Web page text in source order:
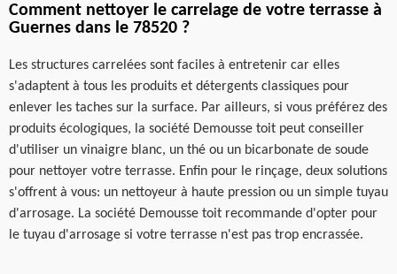
Comment nettoyer le carrelage de votre terrasse à
Guernes dans le 78520 ?
Les structures carrelées sont faciles à entretenir car elles
s'adaptent à tous les produits et détergents classiques pour
enlever les taches sur la surface. Par ailleurs, si vous préférez des
produits écologiques, la société Demousse toit peut conseiller
d'utiliser un vinaigre blanc, un thé ou un bicarbonate de soude
pour nettoyer votre terrasse. Enfin pour le rinçage, deux solutions
s'offrent à vous: un nettoyeur à haute pression ou un simple tuyau
d'arrosage. La société Demousse toit recommande d'opter pour
le tuyau d'arrosage si votre terrasse n'est pas trop encrassée.